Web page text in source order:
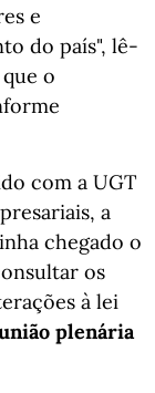
e
do país", lê-
o
com a UGT
a
chegado o
os
à lei
plenária